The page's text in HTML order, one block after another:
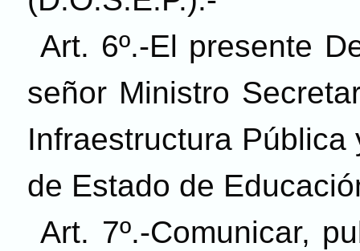
Art. 6º.-El presente
señor Ministro
Infraestructura
de Estado de
Art. 7º.-Comunicar,